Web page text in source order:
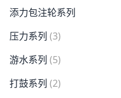
添力包注轮系列
压力系列 (3)
游水系列 (5)
打鼓系列 (2)